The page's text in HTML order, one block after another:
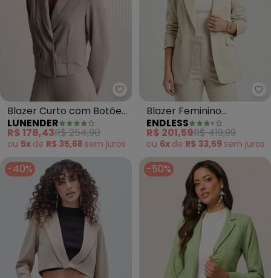
Lunender - Blazer Curto com
Blazer Curto com Botões
em Moletom Denim
(Cinza)
LUNENDER
R$ 178,43R$ 254,90
ou 5x de R$ 35,68 sem juros
Blazer Feminino
Alfaiataria (Bege)
ENDLESS
R$ 201,59R$ 419,99
ou 6x de R$ 33,59 sem juros
-40% -50%